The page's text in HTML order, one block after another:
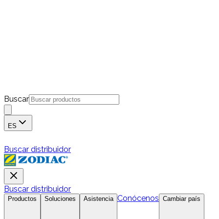
Buscar
ES
Buscar distribuidor
Buscar distribuidor
Productos Soluciones Asistencia Conócenos Cambiar país